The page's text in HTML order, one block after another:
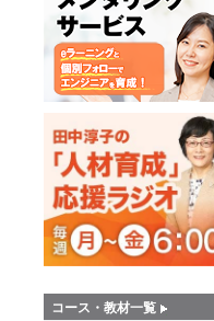
コース・教材一覧